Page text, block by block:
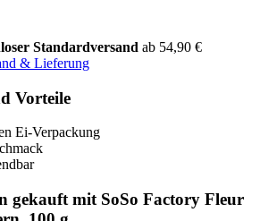
Standardversand ab 54,90 €
& Lieferung
Vorteile
Ei-Verpackung
gekauft mit SoSo Factory Fleur